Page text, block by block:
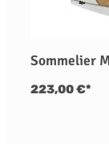
Sommelier
223,00 €*